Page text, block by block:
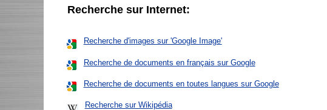
Recherche sur Internet:
Recherche d'images sur 'Google Image'
Recherche de documents en français sur Google
Recherche de documents en toutes langues sur Google
Recherche sur Wikipédia